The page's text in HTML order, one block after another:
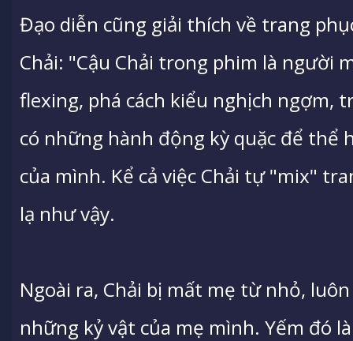
Đạo diễn cũng giải thích về trang
Chải: "Cậu Chải trong phim là người
flexing, phá cách kiểu nghịch ngợm,
có những hành động kỳ quặc để thể
của mình. Kể cả việc Chải tự "mix"
lạ như vậy.
Ngoài ra, Chải bị mất mẹ từ nhỏ,
những kỷ vật của mẹ mình. Yếm đó